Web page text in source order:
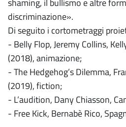
shaming, il bullismo e altre
discriminazione».
Di seguito i cortometraggi
- Belly Flop, Jeremy Collins,
(2018), animazione;
- The Hedgehog’s Dilemma,
(2019), fiction;
- L’audition, Dany Chiasson,
- Free Kick, Bernabè Rico,